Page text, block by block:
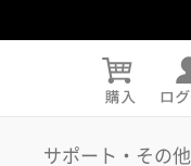
サポート・その他